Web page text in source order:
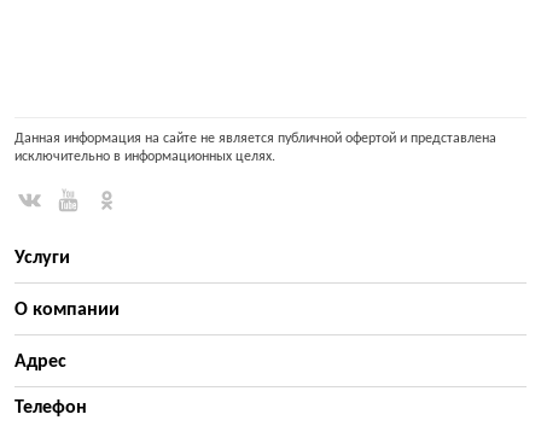
Данная информация на сайте не является публичной офертой и представлена
исключительно в информационных целях.
Услуги
О компании
Адрес
Телефон